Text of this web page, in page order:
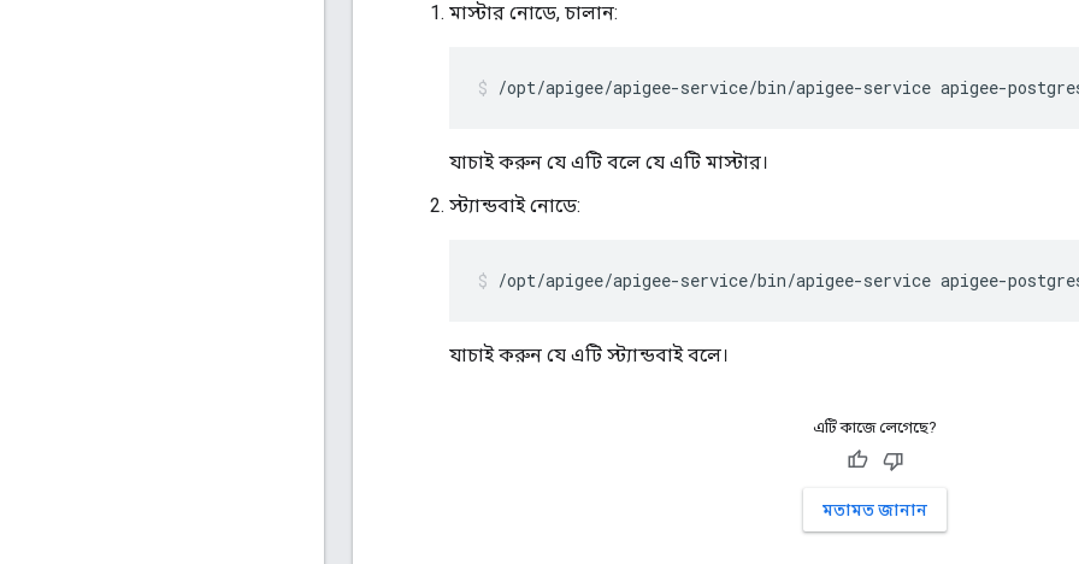
মাস্টার নোডে, চালান:
/opt/apigee/apigee-service/bin/apigee-service apigee-
যাচাই করুন যে এটি বলে যে এটি মাস্টার।
স্ট্যান্ডবাই নোডে:
/opt/apigee/apigee-service/bin/apigee-service apigee-
যাচাই করুন যে এটি স্ট্যান্ডবাই বলে।
এটি কাজে লেগেছে?
মতামত জানান